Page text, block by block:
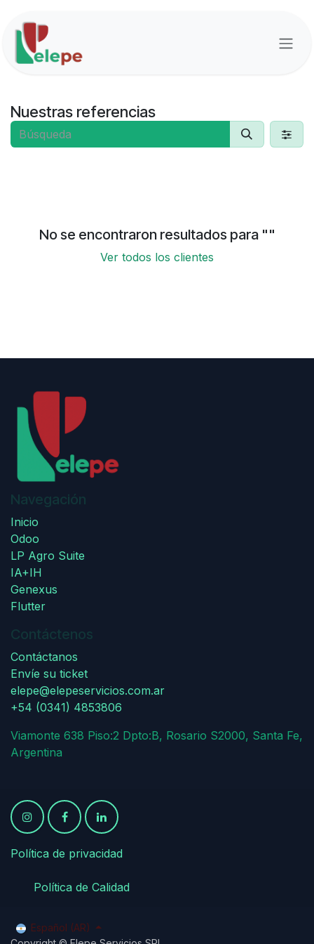
Nuestras referencias
No se encontraron resultados para ""
Ver todos los clientes
Navegación
Inicio
Odoo
LP Agro Suite
IA+IH
Genexus
Flutter
Contáctenos
Contáctanos
Envíe su ticket
elepe@elepeservicios.com.ar
+54 (0341) 4853806
Viamonte 638 Piso:2 Dpto:B, Rosario S2000, Santa Fe,
Argentina
Política de privacidad
​Política de Calidad
Español (AR)